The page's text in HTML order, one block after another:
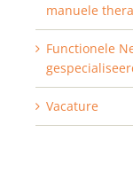
manuele
Functionele
Vacature